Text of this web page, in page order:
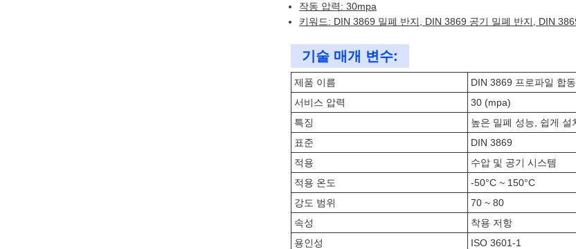
작동 압력: 30mpa
키워드: DIN 3869 밀폐 반지, DIN 3869 공기 밀폐 반지, DIN
기술 매개 변수:
제품 이름
DIN 3869 프로파일 합
서비스 압력
30 (mpa)
특징
높은 밀폐 성능, 쉽게 설
표준
DIN 3869
적용
수압 및 공기 시스템
적용 온도
-50°C ~ 150°C
강도 범위
70 ~ 80
속성
착용 저항
용인성
ISO 3601-1